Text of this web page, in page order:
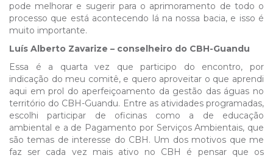
pode melhorar e sugerir para o aprimoramento de todo o
processo que está acontecendo lá na nossa bacia, e isso é
muito importante.
Luís Alberto Zavarize – conselheiro do CBH-Guandu
Essa é a quarta vez que participo do encontro, por
indicação do meu comitê, e quero aproveitar o que aprendi
aqui em prol do aperfeiçoamento da gestão das águas no
território do CBH-Guandu. Entre as atividades programadas,
escolhi participar de oficinas como a de educação
ambiental e a de Pagamento por Serviços Ambientais, que
são temas de interesse do CBH. Um dos motivos que me
faz ser cada vez mais ativo no CBH é pensar que os